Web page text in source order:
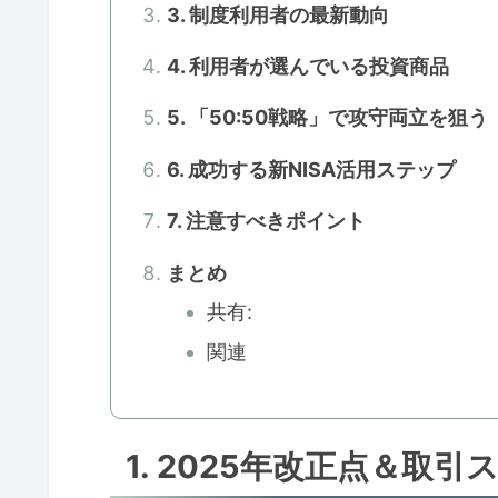
3. 制度利用者の最新動向
4. 利用者が選んでいる投資商品
5. 「50:50戦略」で攻守両立を狙う
6. 成功する新NISA活用ステップ
7. 注意すべきポイント
まとめ
共有:
関連
1. 2025年改正点＆取引